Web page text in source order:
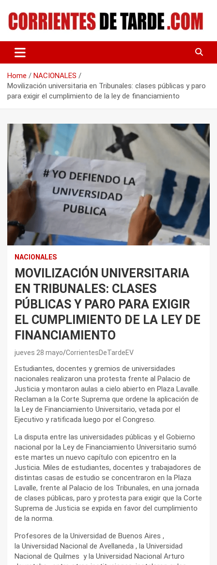
content
CORRIENTES DE TARDE
Home
NACIONALES
Movilización universitaria en Tribunales: clases públicas y paro
para exigir el cumplimiento de la ley de financiamiento
NACIONALES
MOVILIZACIÓN UNIVERSITARIA
EN TRIBUNALES: CLASES
PÚBLICAS Y PARO PARA EXIGIR
EL CUMPLIMIENTO DE LA LEY DE
FINANCIAMIENTO
jueves 28 mayo CorrientesDeTardeEV
Estudiantes, docentes y gremios de universidades
nacionales realizaron una protesta frente al Palacio de
Justicia y montaron aulas a cielo abierto en Plaza Lavalle.
Reclaman a la Corte Suprema que ordene la aplicación de
la Ley de Financiamiento Universitario, vetada por el
Ejecutivo y ratificada luego por el Congreso.
La disputa entre las universidades públicas y el Gobierno
nacional por la Ley de Financiamiento Universitario sumó
este martes un nuevo capítulo con epicentro en la
Justicia. Miles de estudiantes, docentes y trabajadores de
distintas casas de estudio se concentraron en la Plaza
Lavalle, frente al Palacio de los Tribunales, en una jornada
de clases públicas, paro y protesta para exigir que la Corte
Suprema de Justicia se expida en favor del cumplimiento
de la norma.
Profesores de la Universidad de Buenos Aires ,
la Universidad Nacional de Avellaneda , la Universidad
Nacional de Quilmes y la Universidad Nacional Arturo